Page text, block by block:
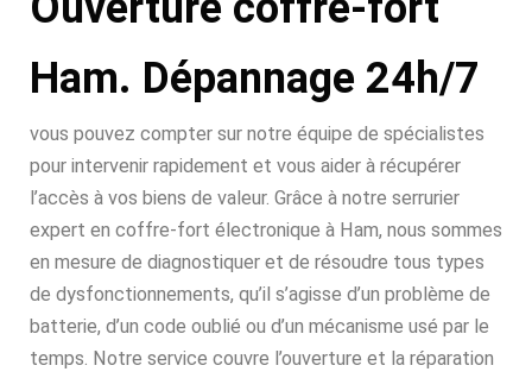
Ham. Dépannage 24h/7
vous pouvez compter sur notre équipe de spécialistes
pour intervenir rapidement et vous aider à récupérer
l’accès à vos biens de valeur. Grâce à notre serrurier
expert en coffre-fort électronique à Ham, nous sommes
en mesure de diagnostiquer et de résoudre tous types
de dysfonctionnements, qu’il s’agisse d’un problème de
batterie, d’un code oublié ou d’un mécanisme usé par le
temps. Notre service couvre l’ouverture et la réparation